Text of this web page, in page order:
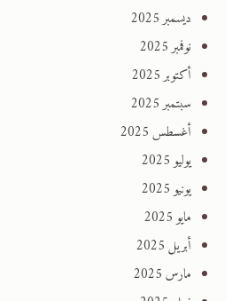
ديسمبر 2025
نوفمبر 2025
أكتوبر 2025
سبتمبر 2025
أغسطس 2025
يوليو 2025
يونيو 2025
مايو 2025
أبريل 2025
مارس 2025